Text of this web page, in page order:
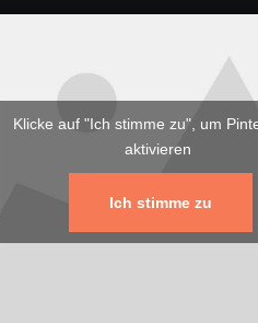
Klicke auf "Ich stimme zu", um
aktivieren
Ich stimme zu